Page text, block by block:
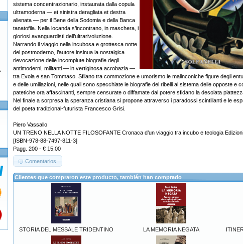
sistema concentrazionario, instaurata dalla copula
ultramoderna — et sinistra deragliata et destra
alienata — per il Bene della Sodomia e della Banca
tanatofila. Nella locanda s’incontrano, in maschera, i
gloriosi avanguardisti dell’ultrarivoluzione.
Narrando il viaggio nella incubosa e grottesca notte
del postmoderno, l’autore insinua la nostalgica
rievocazione delle incompiute biografie degli
antimoderni, militanti — in vertiginosa acrobazia —
tra Evola e san Tommaso. Sfilano tra commozione e umorismo le malinconiche figure degli
e delle umiliazioni, nelle quali sono specchiate le biografie dei ribelli al sistema delle opposte e
patetiche ora affascinanti, sempre censurate o diffamate dal potere sfidano la desolata
Nel finale a sorpresa la speranza cristiana si propone attraverso i paradossi scintillanti e le
del poeta tradizional-futurista Francesco Grisi.
Piero Vassallo
UN TRENO NELLA NOTTE FILOSOFANTE Cronaca d’un viaggio tra incubo e teologia
[ISBN-978-88-7497-811-3]
Pagg. 200 - € 15,00
Comentarios
Clientes que compraron este producto, también han comprado
STORIA DEL MESSALE TRIDENTINO LA MEMORIA NEGATA